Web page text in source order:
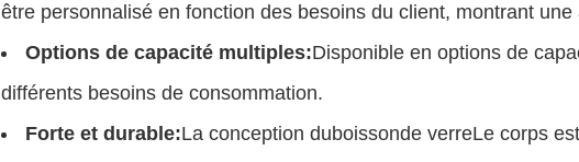
être personnalisé en fonction des besoins du client, montrant
Options de capacité multiples:Disponible en options de
différents besoins de consommation.
Forte et durable:La conception duboissonde verreLe corps